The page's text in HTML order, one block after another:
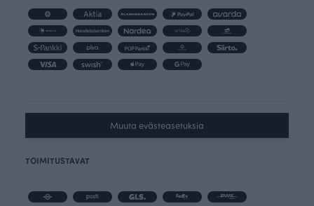
Muuta evästeasetuksia
TOIMITUSTAVAT